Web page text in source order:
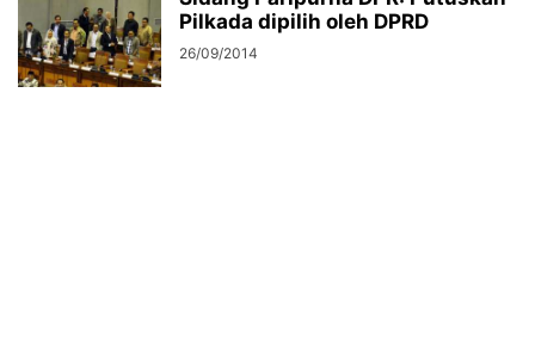
Pilkada dipilih oleh DPRD
26/09/2014